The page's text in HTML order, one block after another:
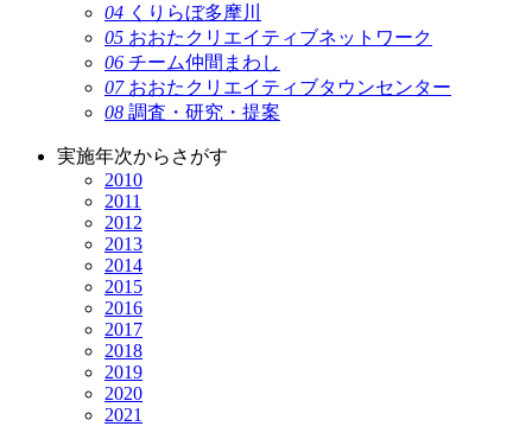
04 くりらぼ多摩川
05 おおたクリエイティブネットワーク
06 チーム仲間まわし
07 おおたクリエイティブタウンセンター
08 調査・研究・提案
実施年次からさがす
2010
2011
2012
2013
2014
2015
2016
2017
2018
2019
2020
2021